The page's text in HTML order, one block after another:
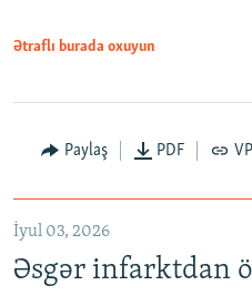
Auto 240p
720p
Ətraflı burada oxuyun
Paylaş PDF
İyul 03, 2026
Əsgər infarktdan